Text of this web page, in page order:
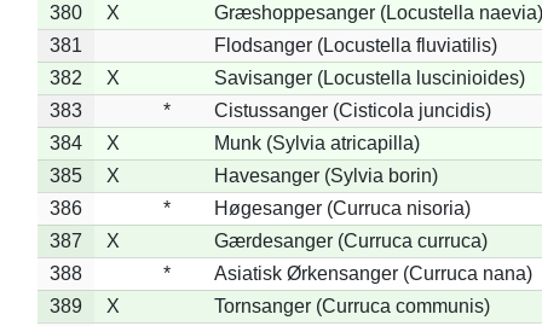
380
X
Græshoppesanger (Locustella naevia)
381
Flodsanger (Locustella fluviatilis)
382
X
Savisanger (Locustella luscinioides)
383
*
Cistussanger (Cisticola juncidis)
384
X
Munk (Sylvia atricapilla)
385
X
Havesanger (Sylvia borin)
386
*
Høgesanger (Curruca nisoria)
387
X
Gærdesanger (Curruca curruca)
388
*
Asiatisk Ørkensanger (Curruca nana)
389
X
Tornsanger (Curruca communis)